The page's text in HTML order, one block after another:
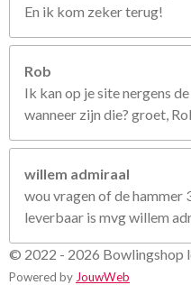
En ik kom zeker terug!
Rob
Ik kan op je site nergens
wanneer zijn die? groet,
willem admiraal
wou vragen of de hammer
leverbaar is mvg willem
© 2022 - 2026 Bowlingshop
Powered by JouwWeb